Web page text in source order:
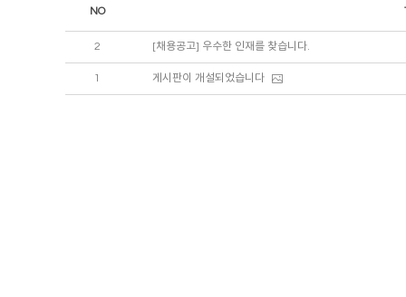
NO
2 [채용공고] 우수한 인재를 찾습니다.
1 게시판이 개설되었습니다